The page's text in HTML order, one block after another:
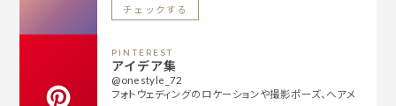
チェックする
PINTEREST
アイデア集
@onestyle_72
フォトウェディングのロケーションや撮影ポーズ、ヘアメ